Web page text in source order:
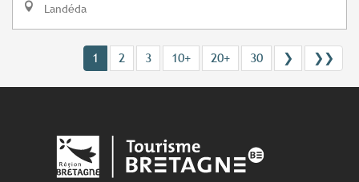
Landéda
1 2 3 10+ 20+ 30 ❯ ❯❯